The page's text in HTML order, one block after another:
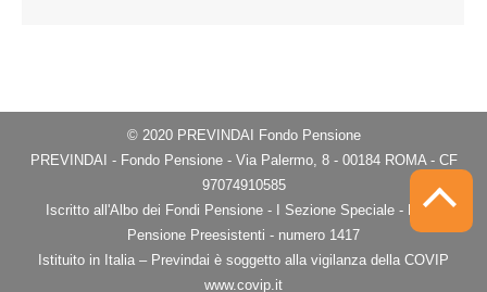
© 2020 PREVINDAI Fondo Pensione
PREVINDAI - Fondo Pensione - Via Palermo, 8 - 00184 ROMA - CF
97074910585
Iscritto all'Albo dei Fondi Pensione - I Sezione Speciale - Fondi
Pensione Preesistenti - numero 1417
Istituito in Italia – Previndai è soggetto alla vigilanza della COVIP
www.covip.it